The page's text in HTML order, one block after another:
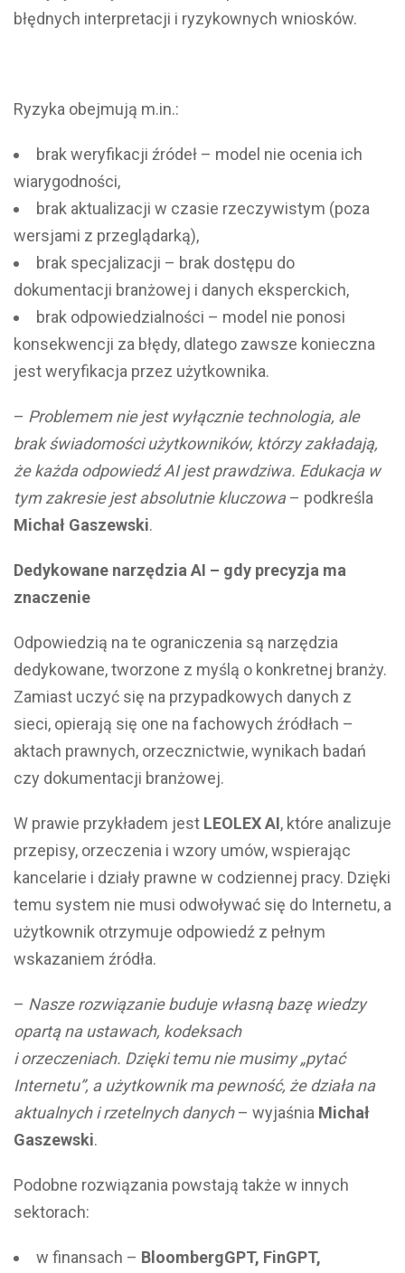
błędnych interpretacji i ryzykownych wniosków.
Ryzyka obejmują m.in.:
brak weryfikacji źródeł – model nie ocenia ich
wiarygodności,
brak aktualizacji w czasie rzeczywistym (poza
wersjami z przeglądarką),
brak specjalizacji – brak dostępu do
dokumentacji branżowej i danych eksperckich,
brak odpowiedzialności – model nie ponosi
konsekwencji za błędy, dlatego zawsze konieczna
jest weryfikacja przez użytkownika.
– Problemem nie jest wyłącznie technologia, ale
brak świadomości użytkowników, którzy zakładają,
że każda odpowiedź AI jest prawdziwa. Edukacja w
tym zakresie jest absolutnie kluczowa– podkreśla
Michał Gaszewski.
Dedykowane narzędzia AI – gdy precyzja ma
znaczenie
Odpowiedzią na te ograniczenia są narzędzia
dedykowane, tworzone z myślą o konkretnej branży.
Zamiast uczyć się na przypadkowych danych z
sieci, opierają się one na fachowych źródłach –
aktach prawnych, orzecznictwie, wynikach badań
czy dokumentacji branżowej.
W prawie przykładem jest LEOLEX AI, które analizuje
przepisy, orzeczenia i wzory umów, wspierając
kancelarie i działy prawne w codziennej pracy. Dzięki
temu system nie musi odwoływać się do Internetu, a
użytkownik otrzymuje odpowiedź z pełnym
wskazaniem źródła.
– Nasze rozwiązanie buduje własną bazę wiedzy
opartą na ustawach, kodeksach
i orzeczeniach. Dzięki temu nie musimy „pytać
Internetu”, a użytkownik ma pewność, że działa na
aktualnych i rzetelnych danych– wyjaśnia Michał
Gaszewski.
Podobne rozwiązania powstają także w innych
sektorach:
w finansach – BloombergGPT, FinGPT,